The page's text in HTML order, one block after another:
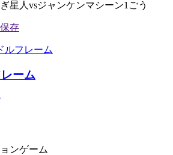
星人vsジャンケンマシーン1ごう
ーム
ンゲーム